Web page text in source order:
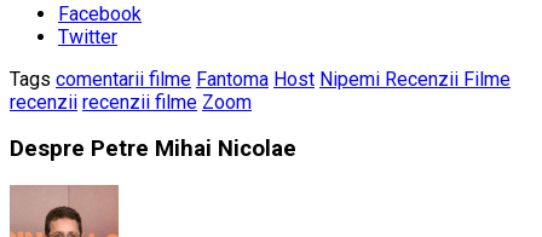
Facebook
Twitter
Tags comentarii filme Fantoma Host Nipemi Recenzii Filme
recenzii recenzii filme Zoom
Despre Petre Mihai Nicolae